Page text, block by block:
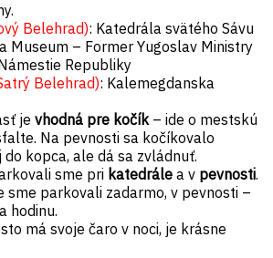
Belehrad): Katedrála svätého Sávu
Museum – Former Yugoslav Ministry
Republiky
Belehrad): Kalemegdanska
je vhodná pre kočík– ide o mestskú
Na pevnosti sa kočíkovalo
do kopca, ale dá sa zvládnuť.
sme pri katedrále a v pevnosti.
sme parkovali zadarmo, v pevnosti –
hodinu.
má svoje čaro v noci, je krásne